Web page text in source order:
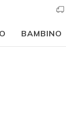
BAMBINO